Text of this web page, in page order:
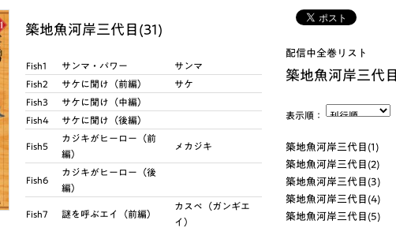
築地魚河岸三代目(31)
Fish1 サンマ・パワー
サンマ
Fish2
サケに聞け（前編）
サケ
Fish3
サケに聞け（中編）
Fish4
サケに聞け（後編）
Fish5
カジキがヒーロー（前
編）
メカジキ
Fish6
カジキがヒーロー（後
編）
Fish7 謎を呼ぶエイ（前編）
カスペ（ガンギエ
イ）
配信中全巻リスト
築地魚河岸三代目
表示順：
築地魚河岸三代目(1)
築地魚河岸三代目(2)
築地魚河岸三代目(3)
築地魚河岸三代目(4)
築地魚河岸三代目(5)